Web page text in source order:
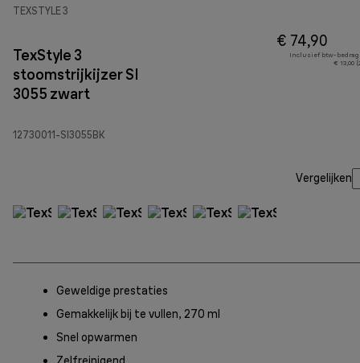
TEXSTYLE 3
TexStyle 3
stoomstrijkijzer SI
3055 zwart
12730011-SI3055BK
€ 74,90
Inclusief btw-bedrag
€ 13,00
Vergelijken
Geweldige prestaties
Gemakkelijk bij te vullen, 270 ml
Snel opwarmen